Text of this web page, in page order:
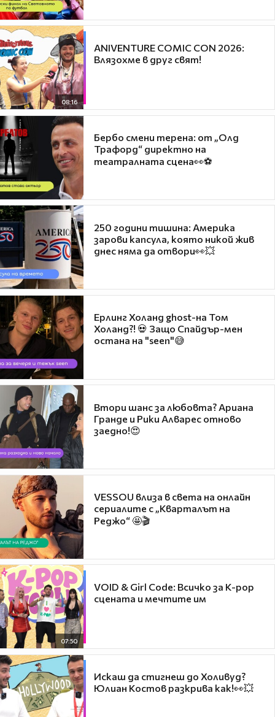
08:16
ANIVENTURE COMIC CON 2026:
Влязохме в друг свят!
Бербо смени терена: от „Олд
Трафорд“ директно на
театралната сцена👀⚽
250 години тишина: Америка
зарови капсула, която никой жив
днес няма да отвори👀💥
Ерлинг Холанд ghost-на Том
Холанд?! 💀 Защо Спайдър-мен
остана на "seen"😅
Втори шанс за любовта? Ариана
Гранде и Рики Алварес отново
заедно!😍
VESSOU влиза в света на онлайн
сериалите с „Кварталът на
Реджо“ 🤩🎬
07:50
VOID & Girl Code: Всичко за K-pop
сцената и мечтите им
Искаш да стигнеш до Холивуд?
Юлиан Костов разкрива как!👀💥